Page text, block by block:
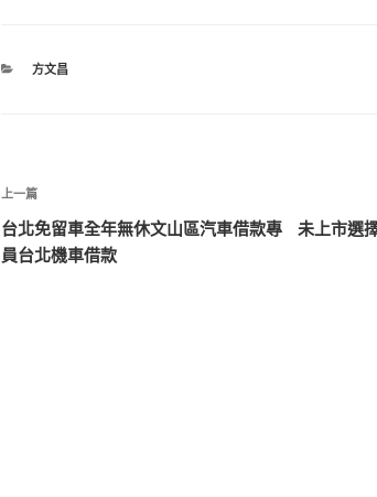
分
方文昌
文
章
導
上
一
篇
上一篇
台北免留車全年無休文山區汽車借款專
員台北機車借款
未上市選